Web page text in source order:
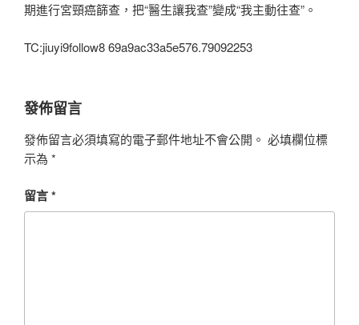
期進行宮頸癌篩查，把“醫生讓我查”變成“我主動往查”。
TC:jiuyi9follow8 69a9ac33a5e576.79092253
發佈留言
發佈留言必須填寫的電子郵件地址不會公開。 必填欄位標
示為 *
留言*